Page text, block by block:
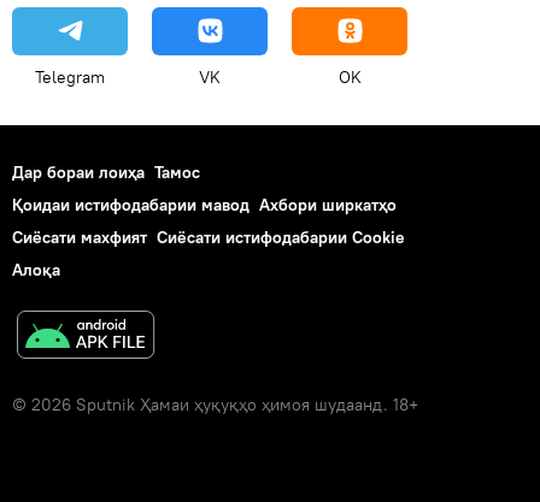
Telegram VK OK
Дар бораи лоиҳа Тамос
Қоидаи истифодабарии мавод Ахбори ширкатҳо
Сиёсати махфият Сиёсати истифодабарии Cookie
Алоқа
© 2026 Sputnik Ҳамаи ҳуқуқҳо ҳимоя шудаанд. 18+